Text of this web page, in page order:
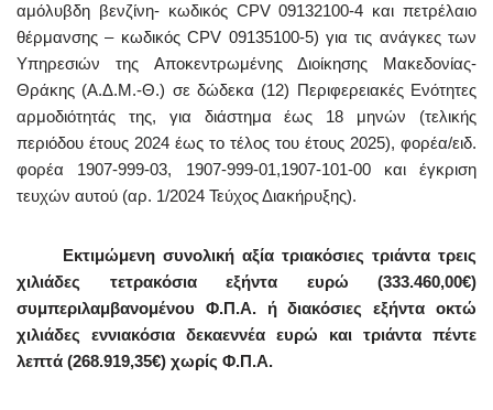
αμόλυβδη βενζίνη- κωδικός CPV 09132100-4 και πετρέλαιο
θέρμανσης – κωδικός CPV 09135100-5) για τις ανάγκες των
Υπηρεσιών της Αποκεντρωμένης Διοίκησης Μακεδονίας-
Θράκης (Α.Δ.Μ.-Θ.) σε δώδεκα (12) Περιφερειακές Ενότητες
αρμοδιότητάς της, για διάστημα έως 18 μηνών (τελικής
περιόδου έτους 2024 έως το τέλος του έτους 2025), φορέα/ειδ.
φορέα 1907-999-03, 1907-999-01,1907-101-00 και έγκριση
τευχών αυτού (αρ. 1/2024 Τεύχος Διακήρυξης).
Εκτιμώμενη συνολική αξία τριακόσιες τριάντα τρεις
χιλιάδες τετρακόσια εξήντα ευρώ (333.460,00€)
συμπεριλαμβανομένου Φ.Π.Α. ή διακόσιες εξήντα οκτώ
χιλιάδες εννιακόσια δεκαεννέα ευρώ και τριάντα πέντε
λεπτά (268.919,35€) χωρίς Φ.Π.Α.